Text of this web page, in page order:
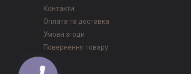
Контакти
Оплата та доставка
Умови згоди
Повернення товару